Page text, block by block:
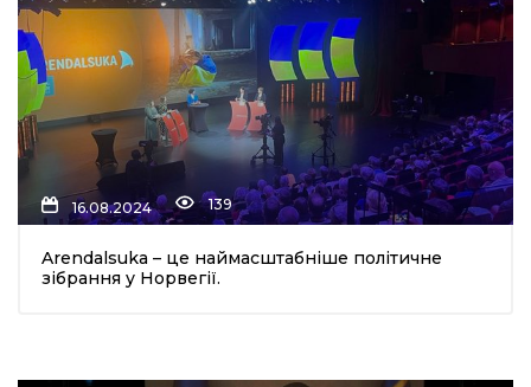
16.08.2024 139
Arendalsuka – це наймасштабніше політичне
зібрання у Норвегії.